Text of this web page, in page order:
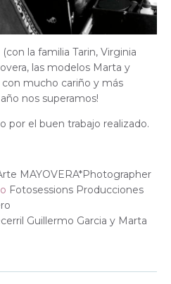
la familia Tarin, Virginia
las modelos Marta y
con mucho cariño y más
nos superamos!
por el buen trabajo realizado.
MAYOVERA*Photographer
Fotosessions Producciones
Guillermo Garcia y Marta